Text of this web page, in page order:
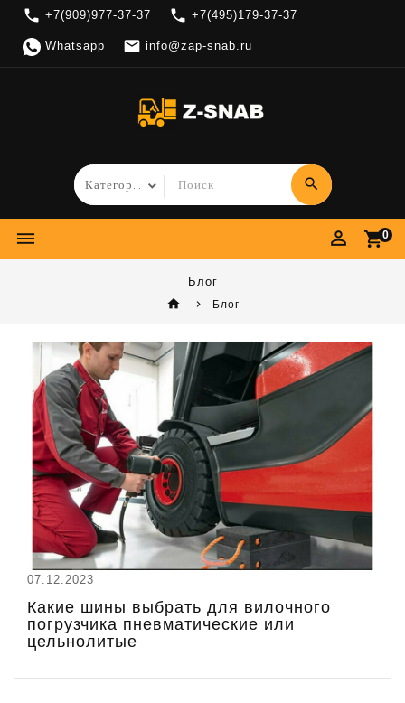
local_phone +7(909)977-37-37 local_phone +7(495)179-37-37
Whatsapp  info@zap-snab.ru
search
perm_identity shopping_cart0
dehaze
Блог
home Блог
07.12.2023
Какие шины выбрать для вилочного
погрузчика пневматические или
цельнолитые